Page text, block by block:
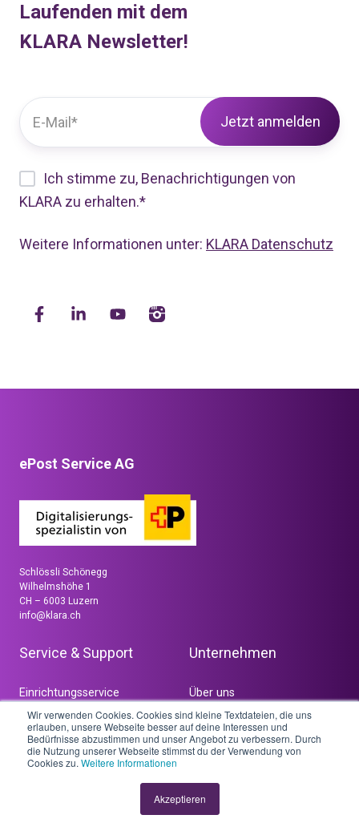
Wir verwenden Cookies. Cookies sind kleine Textdateien, die uns
erlauben, unsere Webseite besser auf deine Interessen und
Bedürfnisse abzustimmen und unser Angebot zu verbessern. Durch
die Nutzung unserer Webseite stimmst du der Verwendung von
Cookies zu. Weitere Informationen
Akzeptieren
Laufenden mit dem
KLARA Newsletter!
Ich stimme zu, Benachrichtigungen von
KLARA zu erhalten.*
Weitere Informationen unter: KLARA Datenschutz
ePost Service AG
Schlössli Schönegg
Wilhelmshöhe 1
CH – 6003 Luzern
info@klara.ch
Service & Support
Einrichtungsservice
Coach
Community
Unternehmen
Über uns
Ecosystem
Referenzen
Jobs
Partnerprogramm